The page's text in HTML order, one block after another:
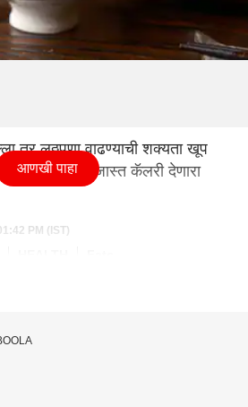
तर लठ्ठपणा वाढण्याची शक्यता खूप
पचणारा आणि जास्त कॅलरी देणारा
PM (IST)
आणखी पाहा